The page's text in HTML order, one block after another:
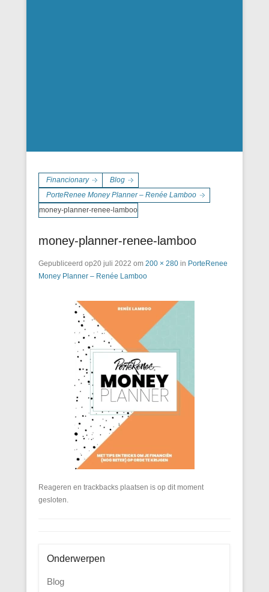
Financionary
Blog
PorteRenee Money Planner – Renée Lamboo
money-planner-renee-lamboo
money-planner-renee-lamboo
Gepubliceerd op20 juli 2022 om 200 × 280 in PorteRenee
Money Planner – Renée Lamboo
Reageren en trackbacks plaatsen is op dit moment
gesloten.
Onderwerpen
Blog